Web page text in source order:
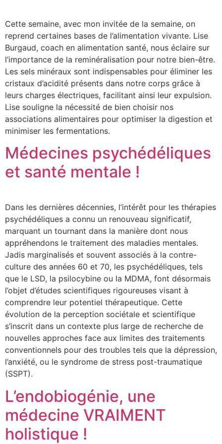
Cette semaine, avec mon invitée de la semaine, on
reprend certaines bases de l’alimentation vivante. Lise
Burgaud, coach en alimentation santé, nous éclaire sur
l’importance de la reminéralisation pour notre bien-être.
Les sels minéraux sont indispensables pour éliminer les
cristaux d’acidité présents dans notre corps grâce à
leurs charges électriques, facilitant ainsi leur expulsion.
Lise souligne la nécessité de bien choisir nos
associations alimentaires pour optimiser la digestion et
minimiser les fermentations.
Médecines psychédéliques
et santé mentale !
Dans les dernières décennies, l’intérêt pour les thérapies
psychédéliques a connu un renouveau significatif,
marquant un tournant dans la manière dont nous
appréhendons le traitement des maladies mentales.
Jadis marginalisés et souvent associés à la contre-
culture des années 60 et 70, les psychédéliques, tels
que le LSD, la psilocybine ou la MDMA, font désormais
l’objet d’études scientifiques rigoureuses visant à
comprendre leur potentiel thérapeutique. Cette
évolution de la perception sociétale et scientifique
s’inscrit dans un contexte plus large de recherche de
nouvelles approches face aux limites des traitements
conventionnels pour des troubles tels que la dépression,
l’anxiété, ou le syndrome de stress post-traumatique
(SSPT).
L’endobiogénie, une
médecine VRAIMENT
holistique !